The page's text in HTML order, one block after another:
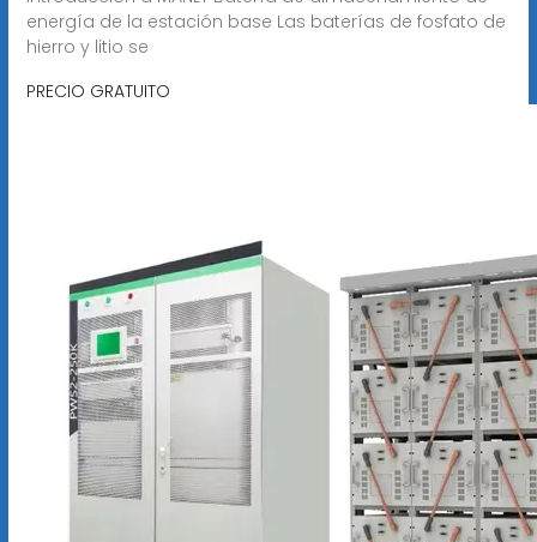
energía de la estación base Las baterías de fosfato de
hierro y litio se
PRECIO GRATUITO